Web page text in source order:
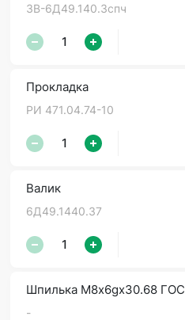
3В-6Д49.140.3спч
Прокладка
РИ 471.04.74-10
Валик
6Д49.1440.37
Шпилька М8х6gx30.68
-